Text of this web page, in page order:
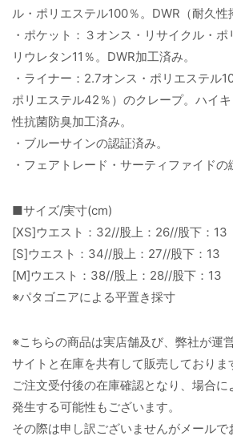
ル・ポリエステル100％。DWR（耐久性
・ポケット：３オンス・リサイクル・
リウレタン11％。DWR加工済み。
・ライナー：2.7オンス・ポリエステル
ポリエステル42％）のクレープ。ハイ
性抗菌防臭加工済み。
・ブルーサインの認証済み。
・フェアトレード・サーティファイドの
■サイズ/実寸(cm)
[XS]ウエスト：32//股上：26//股下：13
[S]ウエスト：34//股上：27//股下：13
[M]ウエスト：38//股上：28//股下：13
※パタゴニアによる平置き採寸
※こちらの商品は実店舗及び、弊社が運
サイトと在庫を共有して販売しておりま
ご注文受付後の在庫確認となり、場合
発生する可能性もございます。
その際は申し訳ございませんがメール